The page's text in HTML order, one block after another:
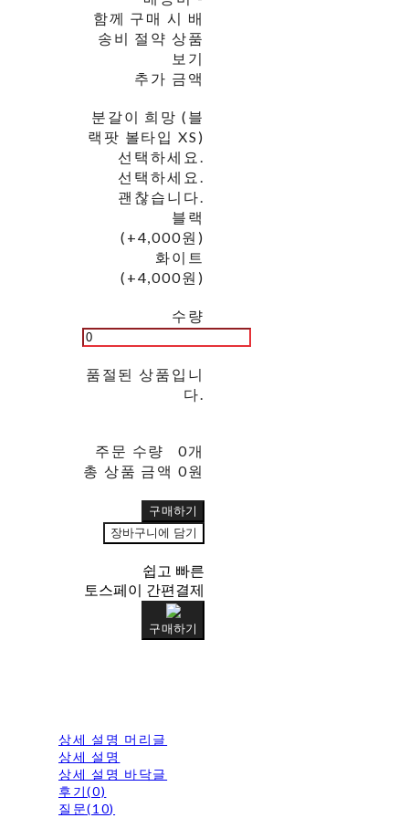
함께 구매 시 배
송비 절약 상품
보기
추가 금액
분갈이 희망 (블
랙팟 볼타입 XS)
선택하세요.
선택하세요.
괜찮습니다.
블랙
(+4,000원)
화이트
(+4,000원)
수량
품절된 상품입니
다.
주문 수량
0개
총 상품 금액 0원
구매하기
장바구니에 담기
쉽고 빠른
토스페이 간편결제
구매하기
상세 설명 머리글
상세 설명
상세 설명 바닥글
후기(0)
질문(10)